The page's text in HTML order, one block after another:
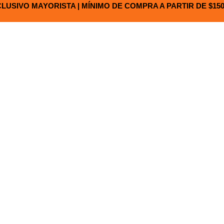
MAYORISTA | MÍNIMO DE COMPRA A PARTIR DE